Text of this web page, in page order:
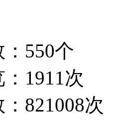
550个
1911次
821008次